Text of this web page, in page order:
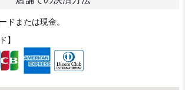
ドまたは現金。
】